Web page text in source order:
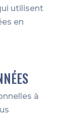
utilisent
en
à